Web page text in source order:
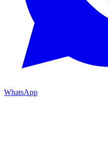
WhatsApp